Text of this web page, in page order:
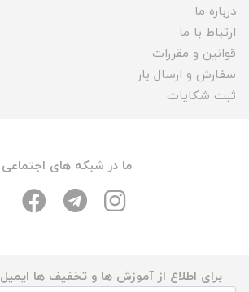
درباره ما
ارتباط با ما
قوانین و مقررات
سفارش و ارسال بار
ثبت شکایات
ما در شبکه های اجتماعی
برای اطلاع از آموزش ها و تخفیف ها ایمیل